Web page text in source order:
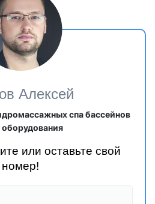
Алексей
спа бассейнов
оборудования
или оставьте свой
номер!